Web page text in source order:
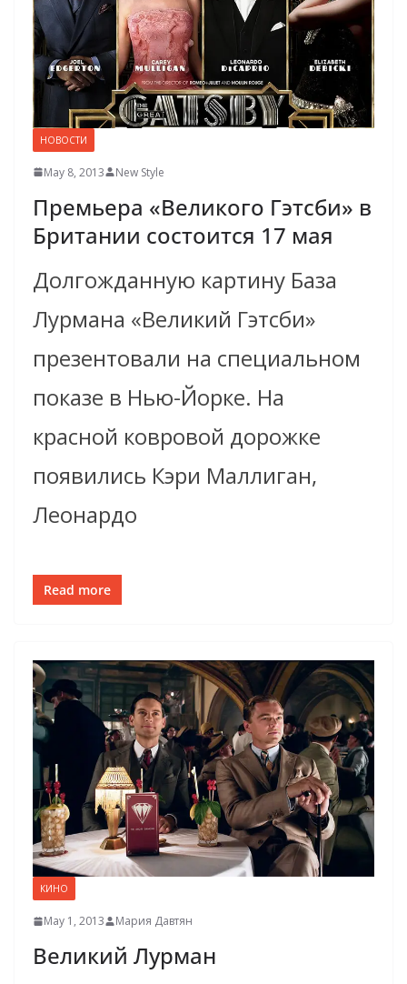
НОВОСТИ
May 8, 2013 New Style
Премьера «Великого Гэтсби» в
Британии состоится 17 мая
Долгожданную картину База
Лурмана «Великий Гэтсби»
презентовали на специальном
показе в Нью-Йорке. На
красной ковровой дорожке
появились Кэри Маллиган,
Леонардо
Read more
КИНО
May 1, 2013 Мария Давтян
Великий Лурман